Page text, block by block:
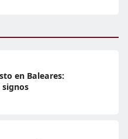
en Baleares: